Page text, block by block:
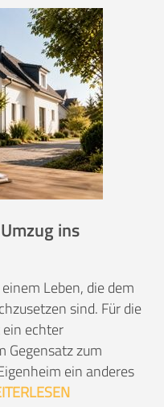
ins
Leben, die dem
sind. Für die
echter
Gegensatz zum
ein anderes